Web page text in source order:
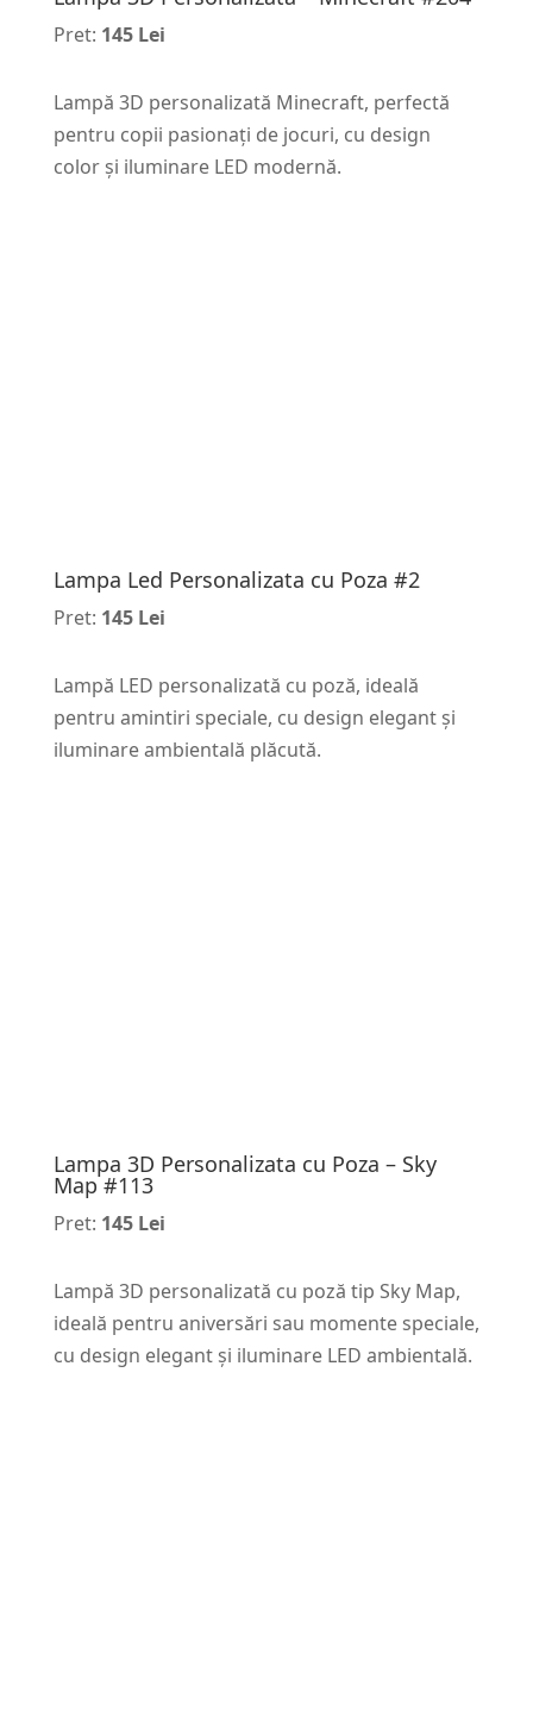
Pret: 145 Lei
Lampă 3D personalizată Minecraft, perfectă
pentru copii pasionați de jocuri, cu design
color și iluminare LED modernă.
Lampa Led Personalizata cu Poza #2
Pret: 145 Lei
Lampă LED personalizată cu poză, ideală
pentru amintiri speciale, cu design elegant și
iluminare ambientală plăcută.
Lampa 3D Personalizata cu Poza – Sky
Map #113
Pret: 145 Lei
Lampă 3D personalizată cu poză tip Sky Map,
ideală pentru aniversări sau momente speciale,
cu design elegant și iluminare LED ambientală.